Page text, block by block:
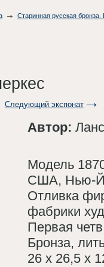
Старинная русская бронза.
Следующий экспонат
Автор:
Модель
США, Нью-
Отливка
фабрики
Первая
Бронза,
26 х 26,5 х